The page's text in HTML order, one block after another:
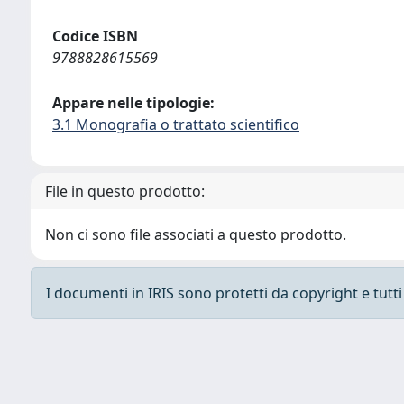
Codice ISBN
9788828615569
Appare nelle tipologie:
3.1 Monografia o trattato scientifico
File in questo prodotto:
Non ci sono file associati a questo prodotto.
I documenti in IRIS sono protetti da copyright e